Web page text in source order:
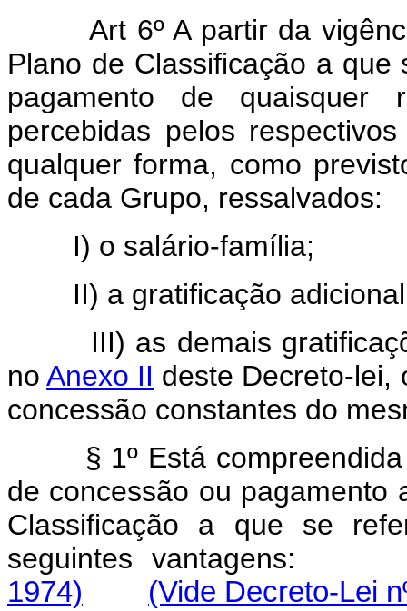
Art 6º A partir da
Plano de Classificação a
pagamento de quaisquer
percebidas pelos
qualquer forma, como
de cada Grupo, ressalvados:
I) o salário-família;
II) a gratificação adicional
III) as demais
noAnexo II deste Decreto-lei,
concessão constantes do
§ 1º Está
de concessão ou pagamento
Classificação a que se
seguintes
1974)
(Vide Decreto-Lei